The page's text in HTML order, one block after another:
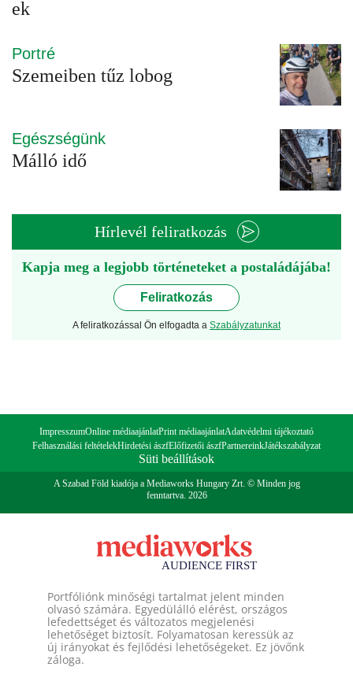
ek
Portré
Szemeiben tűz lobog
Egészségünk
Málló idő
Hírlevél feliratkozás
Kapja meg a legjobb történeteket a postaládájába!
Feliratkozás
A feliratkozással Ön elfogadta a Szabályzatunkat
ImpresszumOnline médiaajánlatPrint médiaajánlatAdatvédelmi tájékoztató
Felhasználási feltételekHirdetési ászfElőfizetői ászfPartnereinkJátékszabályzat
Süti beállítások
A Szabad Föld kiadója a Mediaworks Hungary Zrt. © Minden jog
fenntartva. 2026
Portfóliónk minőségi tartalmat jelent minden
olvasó számára. Egyedülálló elérést, országos
lefedettséget és változatos megjelenési
lehetőséget biztosít. Folyamatosan keressük az
új irányokat és fejlődési lehetőségeket. Ez jövőnk
záloga.